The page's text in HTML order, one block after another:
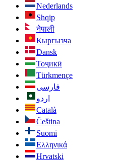
Nederlands
Shqip
नेपाली
Кыргызча
Dansk
Тоҷикӣ
Türkmençe
فارسی
اردو
Català
Čeština
Suomi
Ελληνικά
Hrvatski